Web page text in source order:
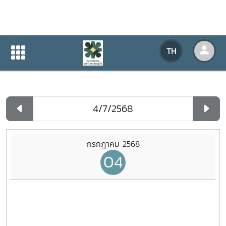
TH
ปฏิทินกิจกรรมของหน่วยงาน
ปฏิทินกิจกรรมของหน่วยงาน
กรกฎาคม 2568
04